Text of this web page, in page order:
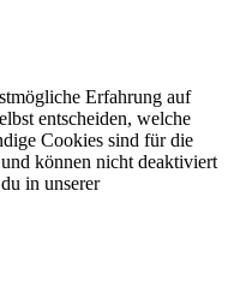
Erfahrung auf
entscheiden, welche
Cookies sind für die
können nicht deaktiviert
in unserer